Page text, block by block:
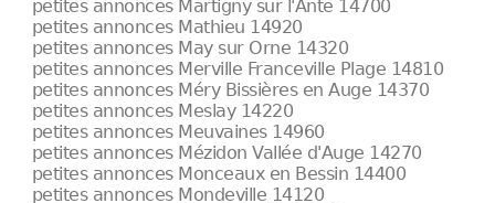
petites annonces Martigny sur l'Ante 14700
petites annonces Mathieu 14920
petites annonces May sur Orne 14320
petites annonces Merville Franceville Plage 14810
petites annonces Méry Bissières en Auge 14370
petites annonces Meslay 14220
petites annonces Meuvaines 14960
petites annonces Mézidon Vallée d'Auge 14270
petites annonces Monceaux en Bessin 14400
petites annonces Mondeville 14120